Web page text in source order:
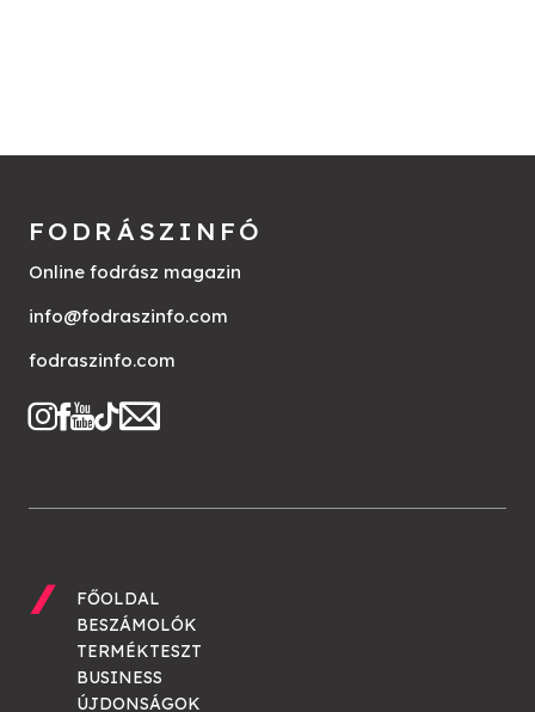
FODRÁSZINFÓ
Online fodrász magazin
info@fodraszinfo.com
fodraszinfo.com
FŐOLDAL
BESZÁMOLÓK
TERMÉKTESZT
BUSINESS
ÚJDONSÁGOK